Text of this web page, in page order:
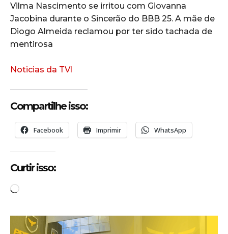
Vilma Nascimento se irritou com Giovanna
Jacobina durante o Sincerão do BBB 25. A mãe de
Diogo Almeida reclamou por ter sido tachada de
mentirosa
Noticias da TVl
Compartilhe isso:
Facebook Imprimir WhatsApp
Curtir isso:
C
r
r